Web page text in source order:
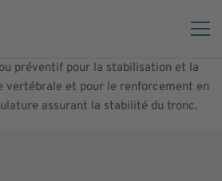
préventif pour la stabilisation et la
vertébrale et pour le renforcement en
assurant la stabilité du tronc.